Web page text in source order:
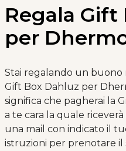
Regala Gift
per
Stai regalando un buono
Gift Box Dahluz per
significa che pagherai la
a te cara la quale
una mail con indicato il
istruzioni per prenotare